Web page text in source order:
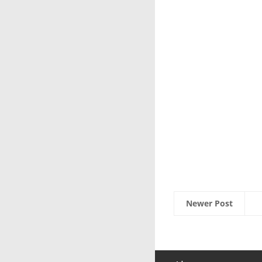
Newer Post